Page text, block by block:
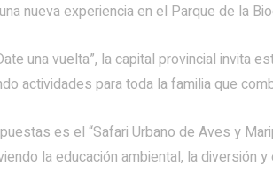
nueva experiencia en el Parque de la
una vuelta”, la capital provincial invita
actividades para toda la familia que
es el “Safari Urbano de Aves y
la educación ambiental, la diversión